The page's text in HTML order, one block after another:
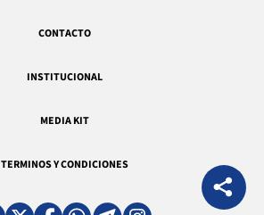
CONTACTO
INSTITUCIONAL
MEDIA KIT
TERMINOS Y CONDICIONES